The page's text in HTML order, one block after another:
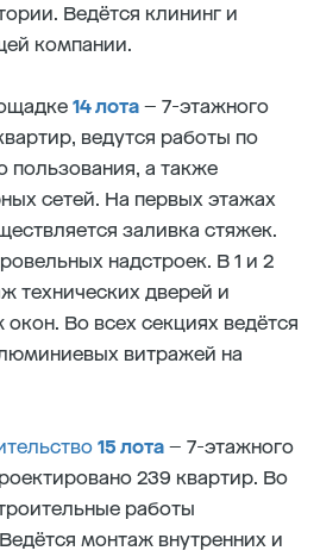
Ведётся клининг и
компании.
14 лота – 7-этажного
ведутся работы по
пользования, а также
сетей. На первых этажах
заливка стяжек.
надстроек. В 1 и 2
технических дверей и
Во всех секциях ведётся
витражей на
15 лота – 7-этажного
239 квартир. Во
работы
монтаж внутренних и